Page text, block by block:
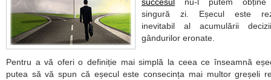
singură zi. Eșecul este
inevitabil al acumulării
gândurilor eronate.
Pentru a vă oferi o definiție mai simplă la ceea ce înseamnă
putea să vă spun că eșecul este consecința mai multor greșeli